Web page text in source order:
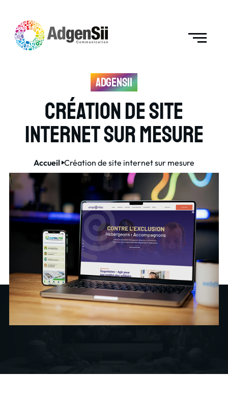
AdgenSii
Création de site
internet sur mesure
Accueil Création de site internet sur mesure